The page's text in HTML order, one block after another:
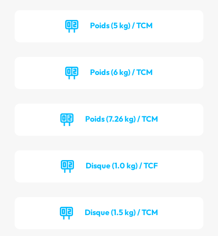
Poids (5 kg) / TCM
Poids (6 kg) / TCM
Poids (7.26 kg) / TCM
Disque (1.0 kg) / TCF
Disque (1.5 kg) / TCM